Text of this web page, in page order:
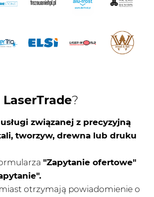
LaserTrade?
usługi związanej z precyzyjną
tworzyw, drewna lub druku
"Zapytanie ofertowe"
otrzymają powiadomienie o